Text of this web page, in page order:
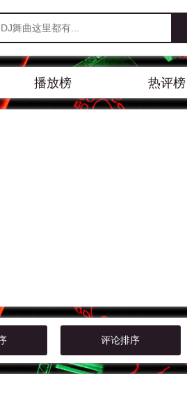
播放榜 热评榜
评论排序